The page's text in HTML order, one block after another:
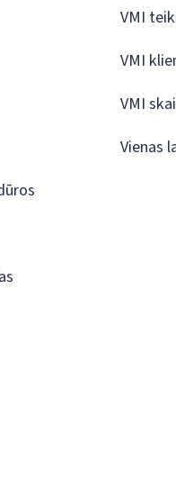
VMI
VMI
VMI
Vienas